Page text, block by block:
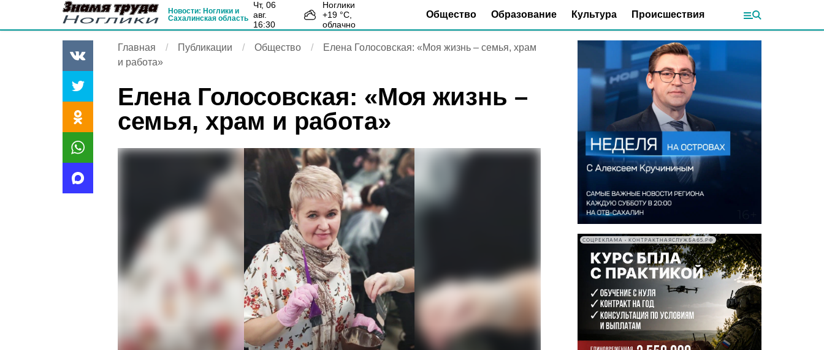
Новости: Ноглики и
Сахалинская область
чт, 06
авг.
16:30
Ноглики
+19°С,
облачно
Общество Образование Культура Происшествия
Главная Публикации Общество
Елена Голосовская: «Моя жизнь – семья, храм
и работа»
Елена Голосовская: «Моя жизнь –
семья, храм и работа»
СОЦРЕКЛАМА • КОНТРАКТНАЯСЛУЖБА65.РФ